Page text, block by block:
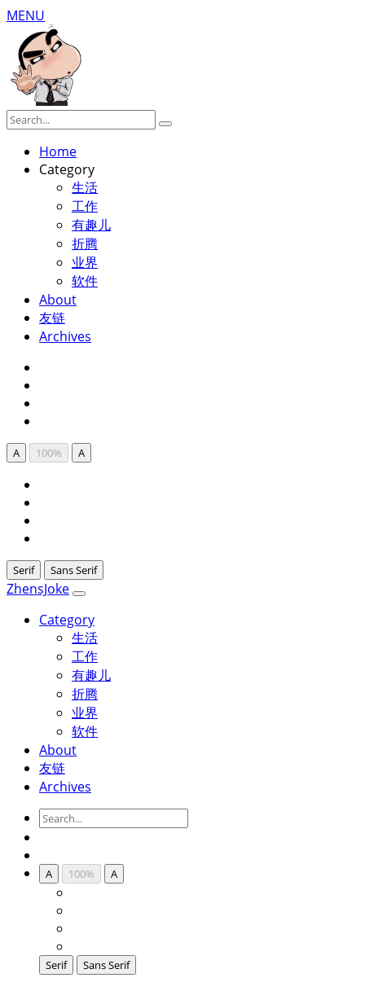
MENU
Home
Category
生活
工作
有趣儿
折腾
业界
软件
About
友链
Archives
A 100% A
Serif Sans Serif
ZhensJoke
Category
生活
工作
有趣儿
折腾
业界
软件
About
友链
Archives
A 100% A
Serif Sans Serif